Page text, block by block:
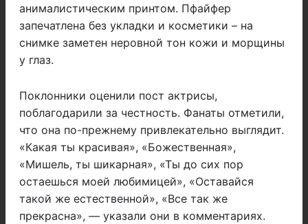
анималистическим принтом. Пфайфер
запечатлена без укладки и косметики – на
снимке заметен неровной тон кожи и морщины
у глаз.
Поклонники оценили пост актрисы,
поблагодарили за честность. Фанаты отметили,
что она по-прежнему привлекательно выглядит.
«Какая ты красивая», «Божественная»,
«Мишель, ты шикарная», «Ты до сих пор
остаешься моей любимицей», «Оставайся
такой же естественной», «Все так же
прекрасна», — указали они в комментариях.